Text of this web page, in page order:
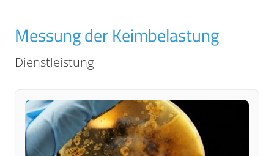
Messung der Keimbelastung
Dienstleistung